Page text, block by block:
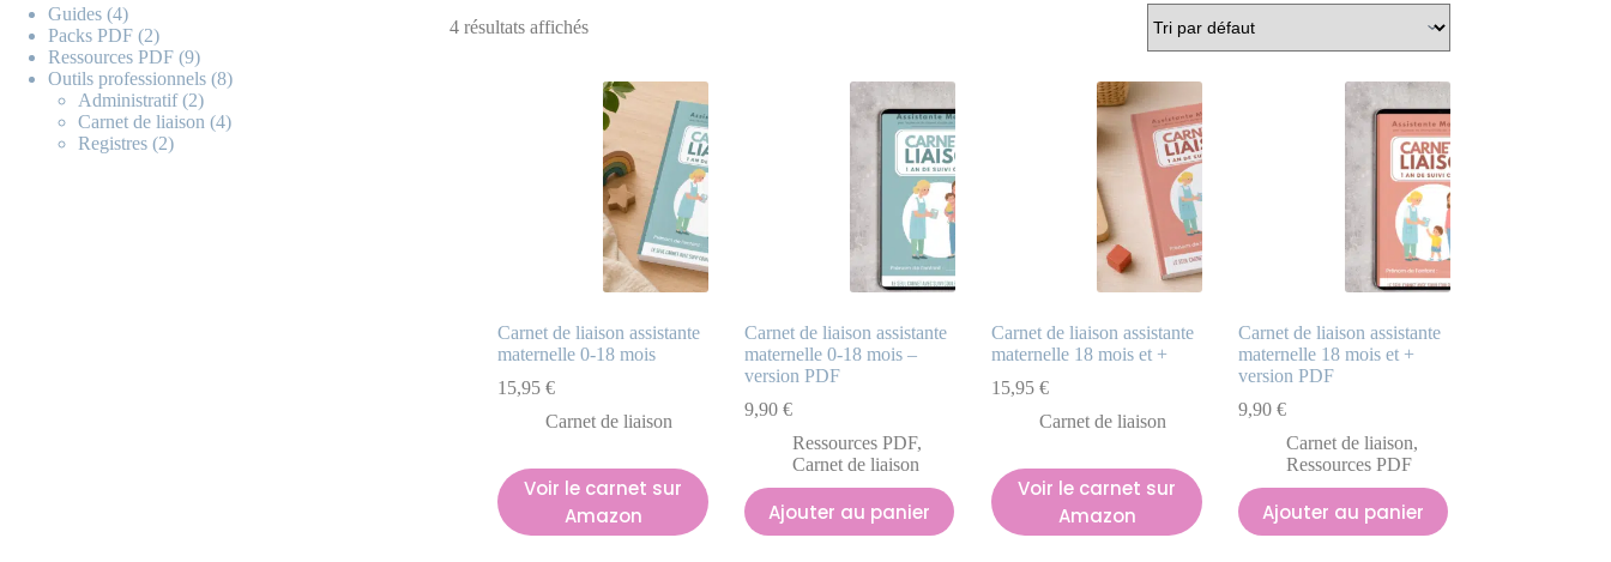
4 résultats affichés
Carnet de liaison assistante
maternelle 0-18 mois
15,95 €
Carnet de liaison
Voir le carnet sur
Amazon
Carnet de liaison assistante
maternelle 0-18 mois –
version PDF
9,90€
Ressources PDF,
Carnet de liaison
Ajouter au panier
Carnet de liaison assistante
maternelle 18 mois et +
15,95€
Carnet de liaison
Voir le carnet sur
Amazon
Carnet de liaison assistante
maternelle 18 mois et +
version PDF
9,90€
Carnet de liaison,
Ressources PDF
Ajouter au panier
Guides 4
Packs PDF 2
Ressources PDF 9
Outils professionnels 8
Administratif 2
Carnet de liaison 4
Registres 2